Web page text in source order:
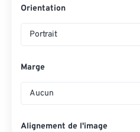
Orientation
Portrait
Marge
Aucun
Alignement de l'image